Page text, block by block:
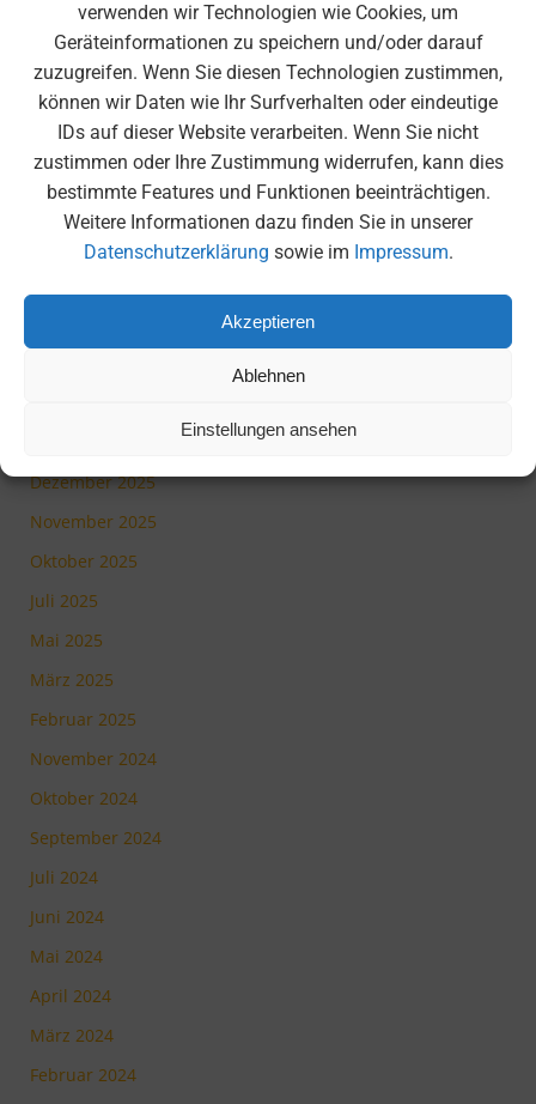
verwenden wir Technologien wie Cookies, um
Geräteinformationen zu speichern und/oder darauf
zuzugreifen. Wenn Sie diesen Technologien zustimmen,
können wir Daten wie Ihr Surfverhalten oder eindeutige
IDs auf dieser Website verarbeiten. Wenn Sie nicht
zustimmen oder Ihre Zustimmung widerrufen, kann dies
bestimmte Features und Funktionen beeinträchtigen.
Weitere Informationen dazu finden Sie in unserer
Datenschutzerklärung sowie im Impressum.
Akzeptieren
Ablehnen
Einstellungen ansehen
6K United – Ein unvergessliches Erlebnis in der
Olympiahalle
Moscheebesuch der 6. Klassen
Medienscout-Tag beim BR
Tag der Offenen Tür 2026
Archiv
Dezember 2025
November 2025
Oktober 2025
Juli 2025
Mai 2025
März 2025
Februar 2025
November 2024
Oktober 2024
September 2024
Juli 2024
Juni 2024
Mai 2024
April 2024
März 2024
Februar 2024